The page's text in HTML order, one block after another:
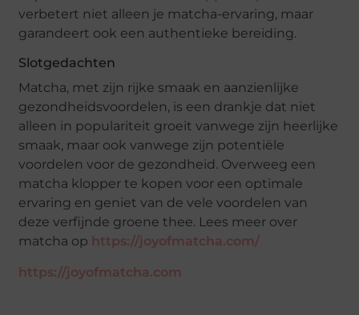
verbetert niet alleen je matcha-ervaring, maar
garandeert ook een authentieke bereiding.
Slotgedachten
Matcha, met zijn rijke smaak en aanzienlijke
gezondheidsvoordelen, is een drankje dat niet
alleen in populariteit groeit vanwege zijn heerlijke
smaak, maar ook vanwege zijn potentiële
voordelen voor de gezondheid. Overweeg een
matcha klopper te kopen voor een optimale
ervaring en geniet van de vele voordelen van
deze verfijnde groene thee. Lees meer over
matcha op https://joyofmatcha.com/
https://joyofmatcha.com